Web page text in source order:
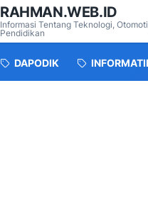
RAHMAN.WEB.ID
Informasi Tentang Teknologi,
Pendidikan
DAPODIK